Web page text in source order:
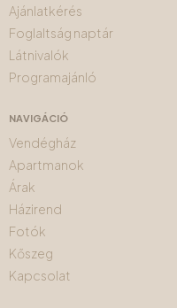
Ajánlatkérés
Foglaltság naptár
Látnivalók
Programajánló
NAVIGÁCIÓ
Vendégház
Apartmanok
Árak
Házirend
Fotók
Kőszeg
Kapcsolat